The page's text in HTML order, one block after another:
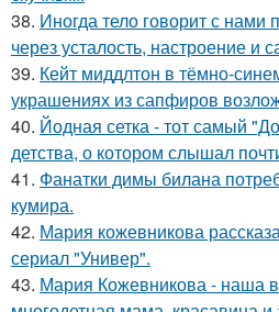
38. Иногда тело говорит с
через усталость, настроение и
39. Кейт миддлтон в тёмно-
украшениях из сапфиров
40. Йодная сетка - тот самый
детства, о котором слышал
41. Фанатки димы билана
кумира.
42. Мария кожевникова
сериал "Универ".
43. Мария Кожевникова - наша